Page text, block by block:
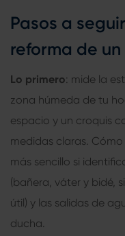
Pasos a
reforma de
Lo primero: mide la
zona húmeda de tu
espacio y un croquis
medidas claras.
más sencillo si
(bañera, váter y bidé,
útil) y las salidas de
ducha.